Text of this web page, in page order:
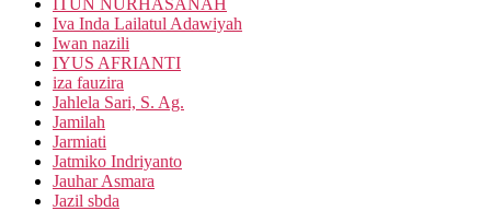
ITUN NURHASANAH
Iva Inda Lailatul Adawiyah
Iwan nazili
IYUS AFRIANTI
iza fauzira
Jahlela Sari, S. Ag.
Jamilah
Jarmiati
Jatmiko Indriyanto
Jauhar Asmara
Jazil sbda